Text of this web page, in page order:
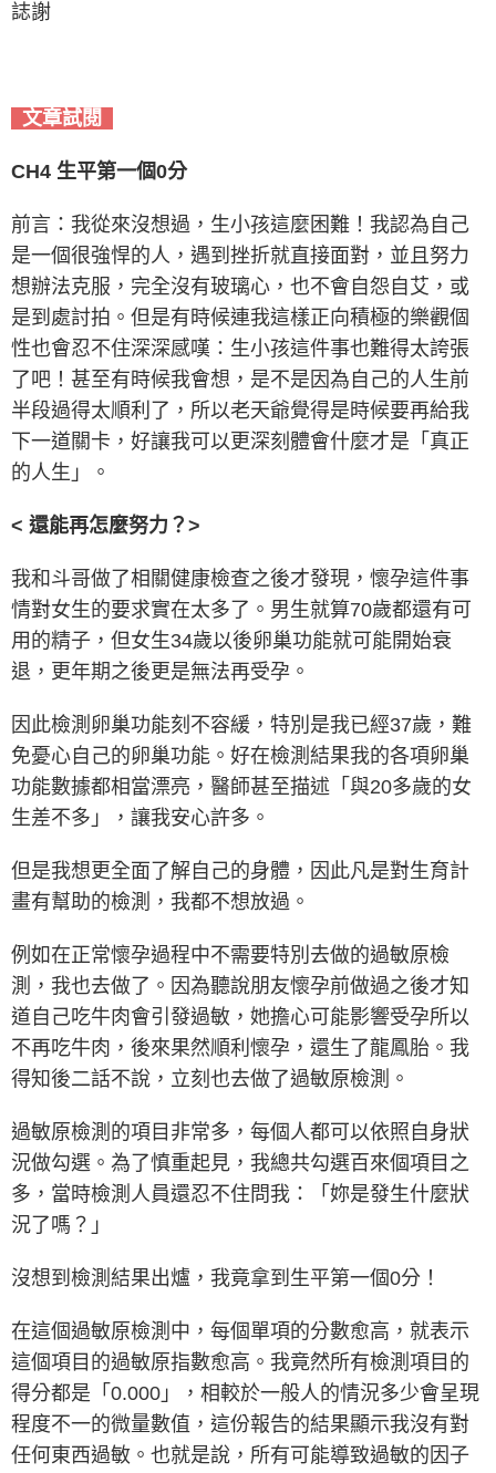
誌謝
文章試閱
CH4 生平第一個0分
前言：我從來沒想過，生小孩這麼困難！我認為自己
是一個很強悍的人，遇到挫折就直接面對，並且努力
想辦法克服，完全沒有玻璃心，也不會自怨自艾，或
是到處討拍。但是有時候連我這樣正向積極的樂觀個
性也會忍不住深深感嘆：生小孩這件事也難得太誇張
了吧！甚至有時候我會想，是不是因為自己的人生前
半段過得太順利了，所以老天爺覺得是時候要再給我
下一道關卡，好讓我可以更深刻體會什麼才是「真正
的人生」。
< 還能再怎麼努力？>
我和斗哥做了相關健康檢查之後才發現，懷孕這件事
情對女生的要求實在太多了。男生就算70歲都還有可
用的精子，但女生34歲以後卵巢功能就可能開始衰
退，更年期之後更是無法再受孕。
因此檢測卵巢功能刻不容緩，特別是我已經37歲，難
免憂心自己的卵巢功能。好在檢測結果我的各項卵巢
功能數據都相當漂亮，醫師甚至描述「與20多歲的女
生差不多」，讓我安心許多。
但是我想更全面了解自己的身體，因此凡是對生育計
畫有幫助的檢測，我都不想放過。
例如在正常懷孕過程中不需要特別去做的過敏原檢
測，我也去做了。因為聽說朋友懷孕前做過之後才知
道自己吃牛肉會引發過敏，她擔心可能影響受孕所以
不再吃牛肉，後來果然順利懷孕，還生了龍鳳胎。我
得知後二話不說，立刻也去做了過敏原檢測。
過敏原檢測的項目非常多，每個人都可以依照自身狀
況做勾選。為了慎重起見，我總共勾選百來個項目之
多，當時檢測人員還忍不住問我：「妳是發生什麼狀
況了嗎？」
沒想到檢測結果出爐，我竟拿到生平第一個0分！
在這個過敏原檢測中，每個單項的分數愈高，就表示
這個項目的過敏原指數愈高。我竟然所有檢測項目的
得分都是「0.000」，相較於一般人的情況多少會呈現
程度不一的微量數值，這份報告的結果顯示我沒有對
任何東西過敏。也就是說，所有可能導致過敏的因子